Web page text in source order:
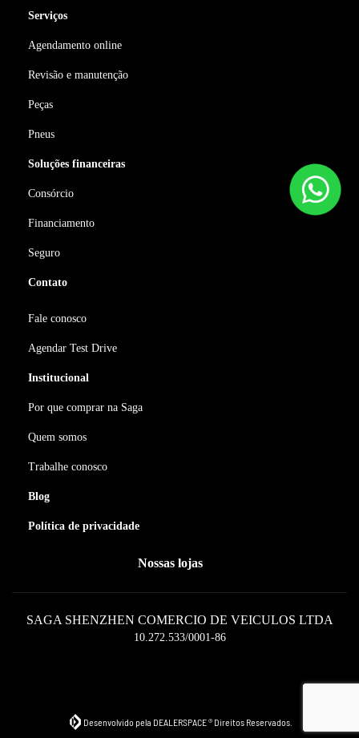
Serviços
Agendamento online
Revisão e manutenção
Peças
Pneus
Soluções financeiras
Consórcio
Financiamento
Seguro
Contato
Fale conosco
Agendar Test Drive
Institucional
Por que comprar na Saga
Quem somos
Trabalhe conosco
Blog
Política de privacidade
Nossas lojas
SAGA SHENZHEN COMERCIO DE VEICULOS LTDA
10.272.533/0001-86
Desenvolvido pela DEALERSPACE ® Direitos Reservados.